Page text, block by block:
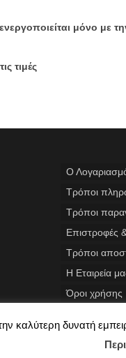
μόνο με
τιμές
Ο
Tρόποι
Τρόποι
Επιστροφές
Τρόποι
Η Εταιρεία
Όροι χρήσης
καλύτερη δυνατή